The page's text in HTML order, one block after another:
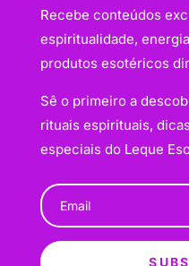
Recebe conteúdos
espiritualidade,
produtos esotéricos
Sê o primeiro a
rituais espirituais,
especiais do Leque